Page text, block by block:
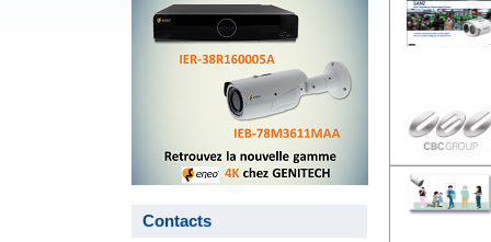
Contacts